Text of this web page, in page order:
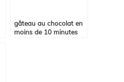
gâteau au chocolat en
moins de 10 minutes